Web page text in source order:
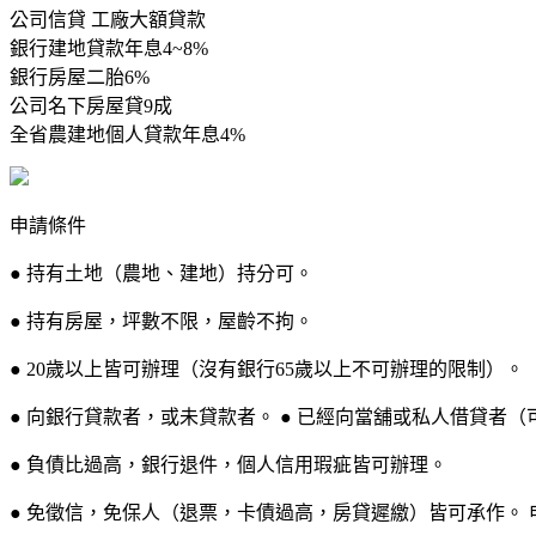
公司信貸 工廠大額貸款
銀行建地貸款年息4~8%
銀行房屋二胎6%
公司名下房屋貸9成
全省農建地個人貸款年息4%
申請條件
● 持有土地（農地、建地）持分可。
● 持有房屋，坪數不限，屋齡不拘。
● 20歲以上皆可辦理（沒有銀行65歲以上不可辦理的限制）。
● 向銀行貸款者，或未貸款者。 ● 已經向當舖或私人借貸者（
● 負債比過高，銀行退件，個人信用瑕疵皆可辦理。
● 免徵信，免保人（退票，卡債過高，房貸遲繳）皆可承作。